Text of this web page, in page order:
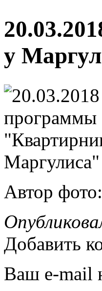
у
Автор
Добавить
Ваш e-mail